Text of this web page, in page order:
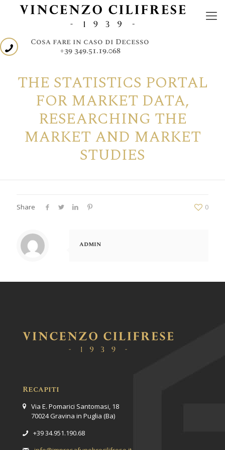
Cosa fare in caso di Decesso
+39 349.51.19.068
THE STATISTICS PORTAL
FOR MARKET DATA,
RESEARCHING THE
MARKET AND MARKET
STUDIES
Share 0
admin
Recapiti
Via E. Pomarici Santomasi, 18
70024 Gravina in Puglia (Ba)
+39 34.951.190.68